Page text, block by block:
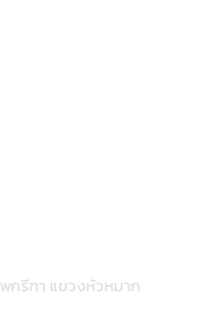
กรีฑา แขวงหัวหมาก